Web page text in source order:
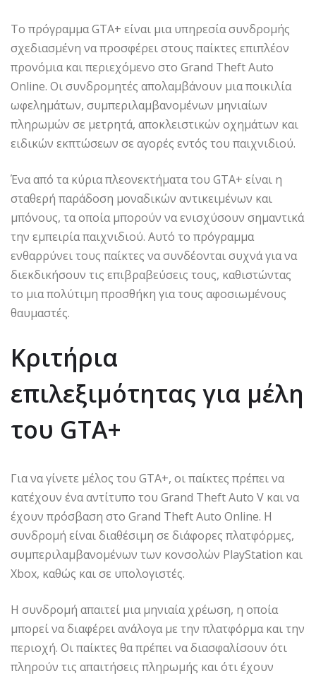
Το πρόγραμμα GTA+ είναι μια υπηρεσία συνδρομής
σχεδιασμένη να προσφέρει στους παίκτες επιπλέον
προνόμια και περιεχόμενο στο Grand Theft Auto
Online. Οι συνδρομητές απολαμβάνουν μια ποικιλία
ωφελημάτων, συμπεριλαμβανομένων μηνιαίων
πληρωμών σε μετρητά, αποκλειστικών οχημάτων και
ειδικών εκπτώσεων σε αγορές εντός του παιχνιδιού.
Ένα από τα κύρια πλεονεκτήματα του GTA+ είναι η
σταθερή παράδοση μοναδικών αντικειμένων και
μπόνους, τα οποία μπορούν να ενισχύσουν σημαντικά
την εμπειρία παιχνιδιού. Αυτό το πρόγραμμα
ενθαρρύνει τους παίκτες να συνδέονται συχνά για να
διεκδικήσουν τις επιβραβεύσεις τους, καθιστώντας
το μια πολύτιμη προσθήκη για τους αφοσιωμένους
θαυμαστές.
Κριτήρια
επιλεξιμότητας για μέλη
του GTA+
Για να γίνετε μέλος του GTA+, οι παίκτες πρέπει να
κατέχουν ένα αντίτυπο του Grand Theft Auto V και να
έχουν πρόσβαση στο Grand Theft Auto Online. Η
συνδρομή είναι διαθέσιμη σε διάφορες πλατφόρμες,
συμπεριλαμβανομένων των κονσολών PlayStation και
Xbox, καθώς και σε υπολογιστές.
Η συνδρομή απαιτεί μια μηνιαία χρέωση, η οποία
μπορεί να διαφέρει ανάλογα με την πλατφόρμα και την
περιοχή. Οι παίκτες θα πρέπει να διασφαλίσουν ότι
πληρούν τις απαιτήσεις πληρωμής και ότι έχουν